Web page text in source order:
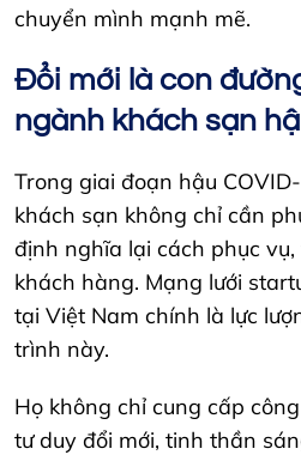
chuyển mình mạnh mẽ.
Đổi mới là con
ngành khách sạn
Trong giai đoạn hậu
khách sạn không chỉ cần
định nghĩa lại cách phục
khách hàng. Mạng lưới
tại Việt Nam chính là lực
trình này.
Họ không chỉ cung cấp
tư duy đổi mới, tinh thần